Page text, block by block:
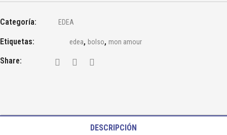
Categoría: EDEA
Etiquetas: edea, bolso, mon amour
Share:
DESCRIPCIÓN